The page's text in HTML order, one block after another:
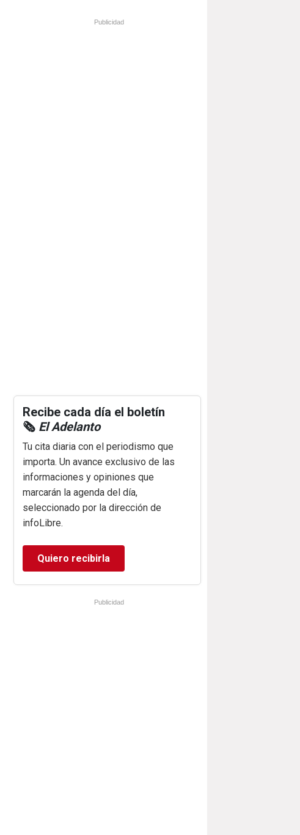
Publicidad
Recibe cada día el boletín
🗞️ El Adelanto
Tu cita diaria con el periodismo que
importa. Un avance exclusivo de las
informaciones y opiniones que
marcarán la agenda del día,
seleccionado por la dirección de
infoLibre.
Quiero recibirla
Publicidad